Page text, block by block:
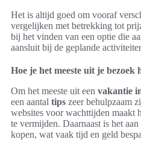
Het is altijd goed om vooraf
vergelijken met betrekking tot
bij het vinden van een optie die
aansluit bij de geplande
Hoe je het meeste uit je bezoek
Om het meeste uit een vakantie
een aantal tips zeer behulpzaam
websites voor wachttijden maakt
te vermijden. Daarnaast is het
kopen, wat vaak tijd en geld